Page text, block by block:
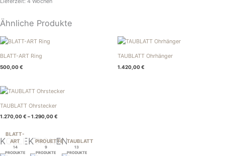
Ähnliche Produkte
BLATT-ART Ring
500,00€
TAUBLATT Ohrhänger
1.420,00€
TAUBLATT Ohrstecker
1.270,00€ –1.290,00€
KOLLEKTIONEN
BLATT-
ART
14
PRODUKTE
PIROUETTE
9
PRODUKTE
TAUBLATT
13
PRODUKTE